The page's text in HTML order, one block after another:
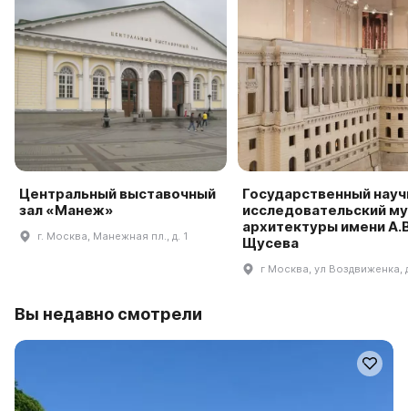
Центральный выставочный
зал «Манеж»
г. Москва, Манежная пл., д. 1
Государственный
исследовательский
архитектуры имени
Щусева
г Москва, ул Воздвиженка,
Вы недавно смотрели